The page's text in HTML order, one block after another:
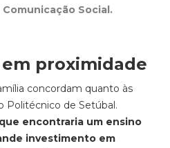
Social.
proximidade
concordam quanto às
Politécnico de Setúbal.
encontraria um ensino
investimento em